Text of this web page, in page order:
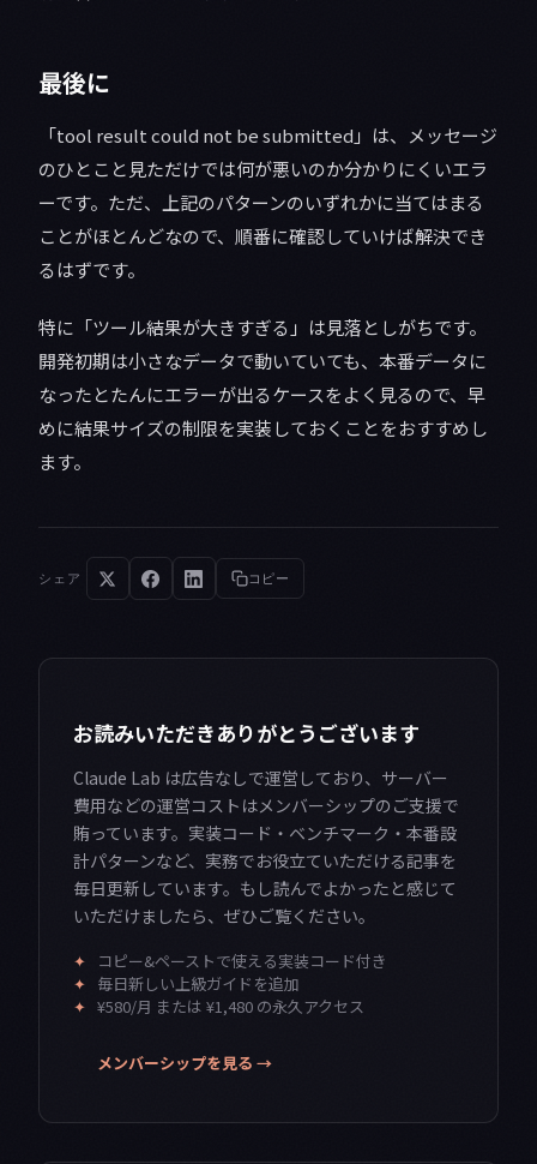
最後に
「tool result could not be submitted」は、メッセージ
のひとこと見ただけでは何が悪いのか分かりにくいエラ
ーです。ただ、上記のパターンのいずれかに当てはまる
ことがほとんどなので、順番に確認していけば解決でき
るはずです。
特に「ツール結果が大きすぎる」は見落としがちです。
開発初期は小さなデータで動いていても、本番データに
なったとたんにエラーが出るケースをよく見るので、早
めに結果サイズの制限を実装しておくことをおすすめし
ます。
シェア コピー
お読みいただきありがとうございます
Claude Lab は広告なしで運営しており、サーバー
費用などの運営コストはメンバーシップのご支援で
賄っています。実装コード・ベンチマーク・本番設
計パターンなど、実務でお役立ていただける記事を
毎日更新しています。もし読んでよかったと感じて
いただけましたら、ぜひご覧ください。
✦
コピー&ペーストで使える実装コード付き
✦ 毎日新しい上級ガイドを追加
✦ ¥580/月 または ¥1,480 の永久アクセス
メンバーシップを見る →